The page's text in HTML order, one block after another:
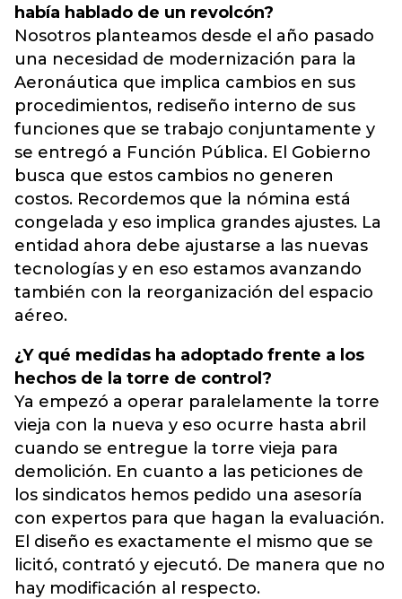
había hablado de un revolcón?
Nosotros planteamos desde el año pasado
una necesidad de modernización para la
Aeronáutica que implica cambios en sus
procedimientos, rediseño interno de sus
funciones que se trabajo conjuntamente y
se entregó a Función Pública. El Gobierno
busca que estos cambios no generen
costos. Recordemos que la nómina está
congelada y eso implica grandes ajustes. La
entidad ahora debe ajustarse a las nuevas
tecnologías y en eso estamos avanzando
también con la reorganización del espacio
aéreo.
¿Y qué medidas ha adoptado frente a los
hechos de la torre de control?
Ya empezó a operar paralelamente la torre
vieja con la nueva y eso ocurre hasta abril
cuando se entregue la torre vieja para
demolición. En cuanto a las peticiones de
los sindicatos hemos pedido una asesoría
con expertos para que hagan la evaluación.
El diseño es exactamente el mismo que se
licitó, contrató y ejecutó. De manera que no
hay modificación al respecto.